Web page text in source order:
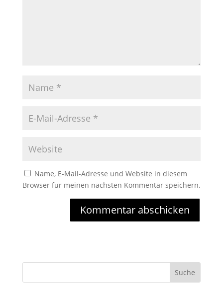
Name, E-Mail-Adresse und Website in diesem
Browser für meinen nächsten Kommentar speichern.
Kommentar abschicken